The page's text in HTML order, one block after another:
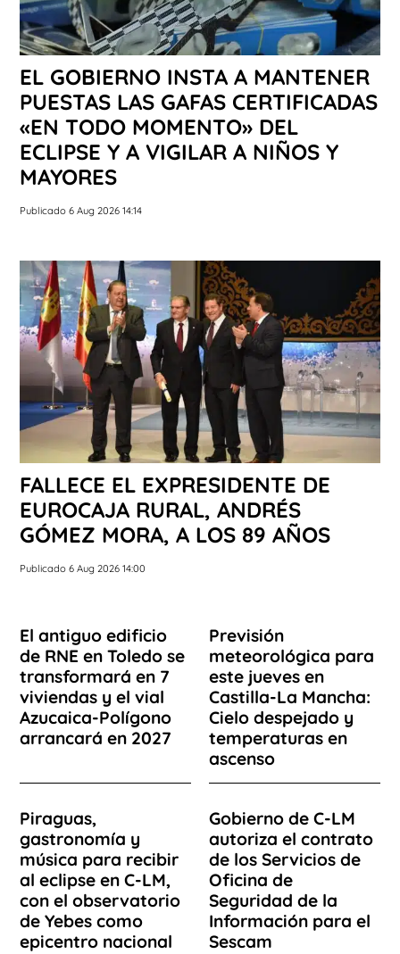
EL GOBIERNO INSTA A MANTENER
PUESTAS LAS GAFAS CERTIFICADAS
«EN TODO MOMENTO» DEL
ECLIPSE Y A VIGILAR A NIÑOS Y
MAYORES
Publicado 6 Aug 2026 14:14
FALLECE EL EXPRESIDENTE DE
EUROCAJA RURAL, ANDRÉS
GÓMEZ MORA, A LOS 89 AÑOS
Publicado 6 Aug 2026 14:00
El antiguo edificio
de RNE en Toledo se
transformará en 7
viviendas y el vial
Azucaica-Polígono
arrancará en 2027
Previsión
meteorológica para
este jueves en
Castilla-La Mancha:
Cielo despejado y
temperaturas en
ascenso
Piraguas,
gastronomía y
música para recibir
al eclipse en C-LM,
con el observatorio
de Yebes como
epicentro nacional
Gobierno de C-LM
autoriza el contrato
de los Servicios de
Oficina de
Seguridad de la
Información para el
Sescam